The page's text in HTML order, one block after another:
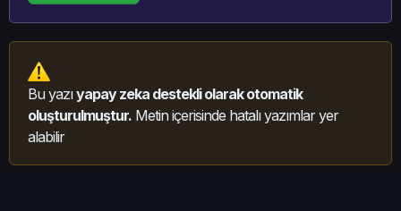
Bu yazıyapay zeka destekli olarak otomatik
oluşturulmuştur. Metin içerisinde hatalı yazımlar yer
alabilir